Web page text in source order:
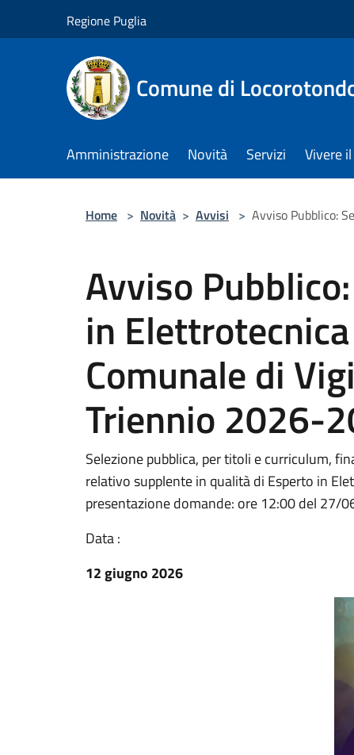
Regione Puglia
Comune di
Amministrazione Novità Servizi Vivere
Home > Novità > Avvisi > Avviso Pubblico:
Avviso
in
Comunale di
Triennio 2026-
Selezione pubblica, per titoli e curriculum,
relativo supplente in qualità di Esperto in
presentazione domande: ore 12:00 del 27/
Data :
12 giugno 2026